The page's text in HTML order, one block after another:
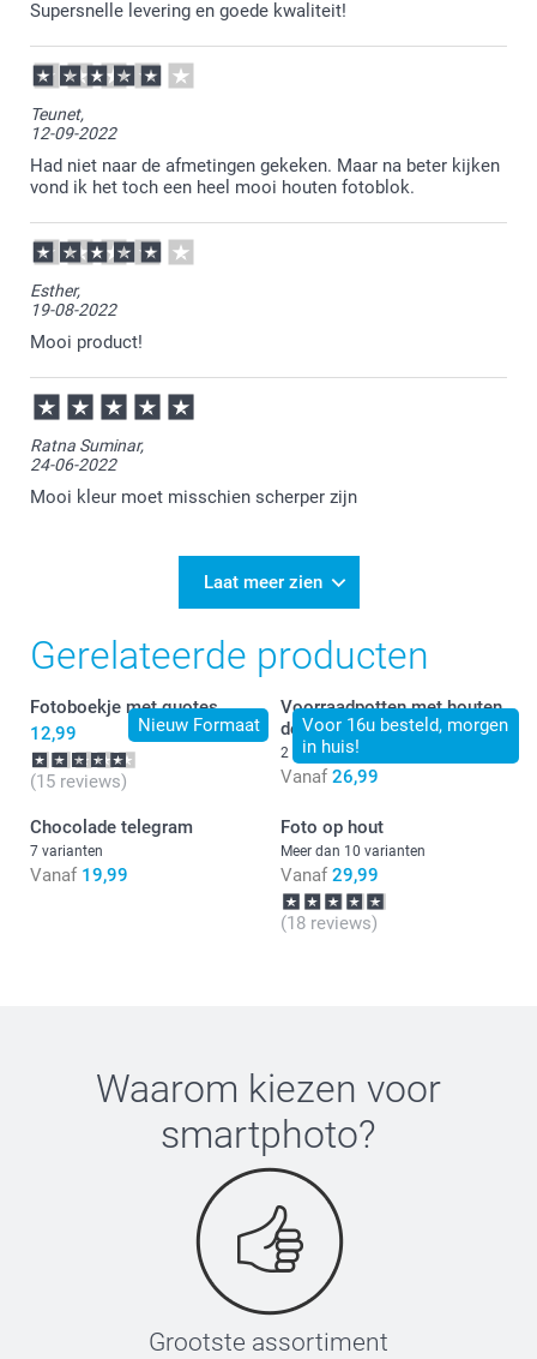
Supersnelle levering en goede kwaliteit!
Teunet,
12-09-2022
Had niet naar de afmetingen gekeken. Maar na beter kijken
vond ik het toch een heel mooi houten fotoblok.
Esther,
19-08-2022
Mooi product!
Ratna Suminar,
24-06-2022
Mooi kleur moet misschien scherper zijn
Laat meer zien
Gerelateerde producten
Nieuw Formaat
Fotoboekje met quotes
12,99
(15 reviews)
Voor 16u besteld, morgen
in huis!
Voorraadpotten met houten
deksel - set van 2
2 varianten
Vanaf 26,99
Chocolade telegram
7 varianten
Vanaf 19,99
Foto op hout
Meer dan 10 varianten
Vanaf 29,99
(18 reviews)
Waarom kiezen voor
smartphoto?
Grootste assortiment